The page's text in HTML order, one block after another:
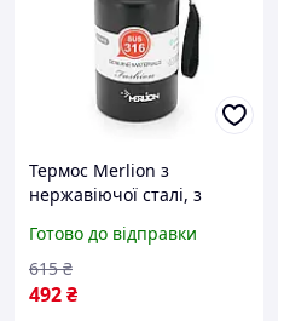
Термос Merlion з
нержавіючої сталі, з
ручкою для перенесення,
об'єм 600 мл., чорний
mayak
Готово до відправки
492₴
615 ₴